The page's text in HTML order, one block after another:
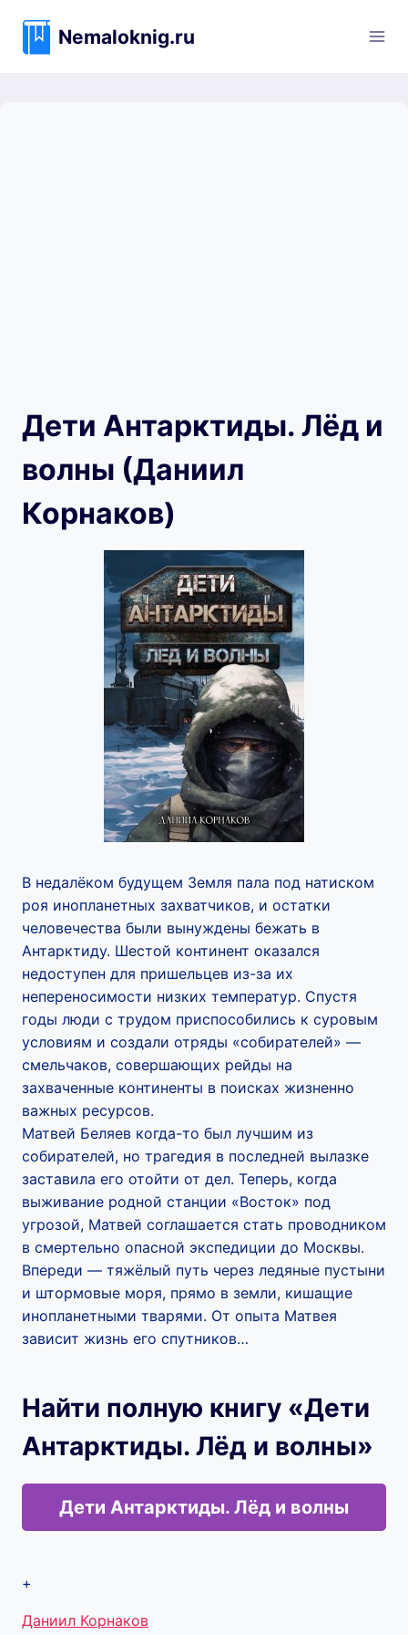
содержимому
Nemaloknig.ru
Дети Антарктиды. Лёд и
волны (Даниил
Корнаков)
В недалёком будущем Земля пала под натиском
роя инопланетных захватчиков, и остатки
человечества были вынуждены бежать в
Антарктиду. Шестой континент оказался
недоступен для пришельцев из-за их
непереносимости низких температур. Спустя
годы люди с трудом приспособились к суровым
условиям и создали отряды «собирателей» —
смельчаков, совершающих рейды на
захваченные континенты в поисках жизненно
важных ресурсов.
Матвей Беляев когда-то был лучшим из
собирателей, но трагедия в последней вылазке
заставила его отойти от дел. Теперь, когда
выживание родной станции «Восток» под
угрозой, Матвей соглашается стать проводником
в смертельно опасной экспедиции до Москвы.
Впереди — тяжёлый путь через ледяные пустыни
и штормовые моря, прямо в земли, кишащие
инопланетными тварями. От опыта Матвея
зависит жизнь его спутников…
Найти полную книгу «Дети
Антарктиды. Лёд и волны»
Дети Антарктиды. Лёд и волны
+
Метки
Даниил Корнаков